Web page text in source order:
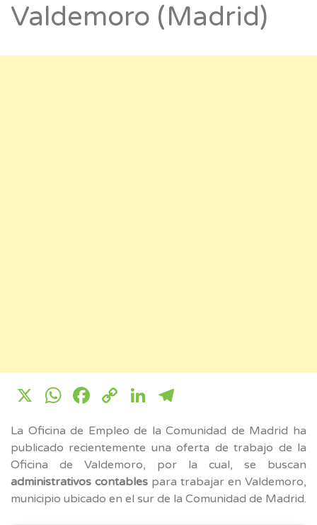
Valdemoro (Madrid)
X WhatsApp
Facebook
CopyLinkedIn
La Oficina de Empleo de la Comunidad de Madrid ha
publicado recientemente una oferta de trabajo de la
Oficina de Valdemoro, por la cual, se buscan
administrativos contables para trabajar en Valdemoro,
municipio ubicado en el sur de la Comunidad de Madrid.